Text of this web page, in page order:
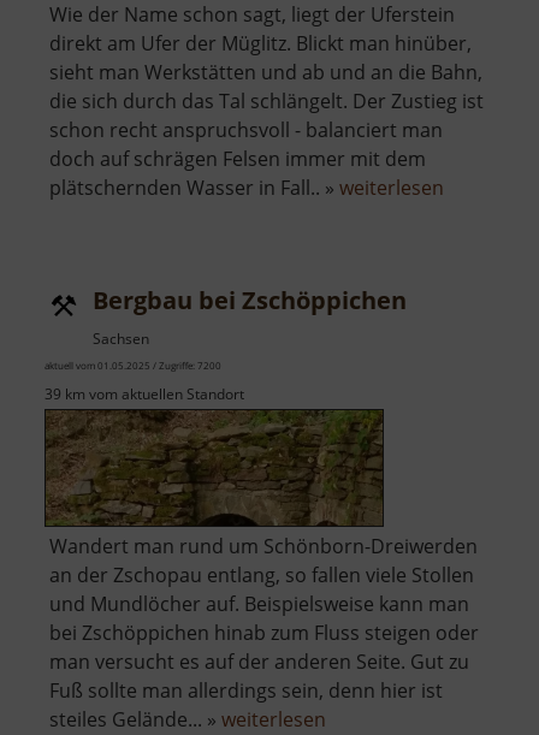
Wie der Name schon sagt, liegt der Uferstein
direkt am Ufer der Müglitz. Blickt man hinüber,
sieht man Werkstätten und ab und an die Bahn,
die sich durch das Tal schlängelt. Der Zustieg ist
schon recht anspruchsvoll - balanciert man
doch auf schrägen Felsen immer mit dem
plätschernden Wasser in Fall.. » weiterlesen
Bergbau bei Zschöppichen
Sachsen
aktuell vom 01.05.2025 / Zugriffe: 7200
39 km vom aktuellen Standort
Wandert man rund um Schönborn-Dreiwerden
an der Zschopau entlang, so fallen viele Stollen
und Mundlöcher auf. Beispielsweise kann man
bei Zschöppichen hinab zum Fluss steigen oder
man versucht es auf der anderen Seite. Gut zu
Fuß sollte man allerdings sein, denn hier ist
steiles Gelände... » weiterlesen